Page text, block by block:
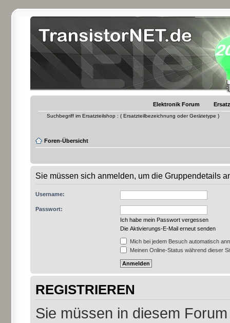
Elektronik Forum
Suchbegriff im Ersatzteilshop : ( Ersatzteilbezeichnung oder Gerätetype )
Foren-Übersicht
Sie müssen sich anmelden, um die Gruppendetails
Username:
Passwort:
Ich habe mein Passwort vergessen
Die Aktivierungs-E-Mail erneut senden
Mich bei jedem Besuch automatisch
Meinen Online-Status während dieser
REGISTRIEREN
Sie müssen in diesem